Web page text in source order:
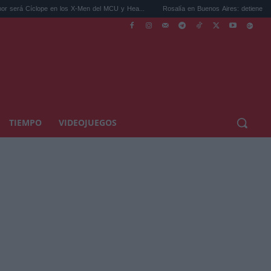
los X-Men del MCU y Hea... Rosalía en Buenos Aires: detiene el tráfico y se s...
TIEMPO VIDEOJUEGOS